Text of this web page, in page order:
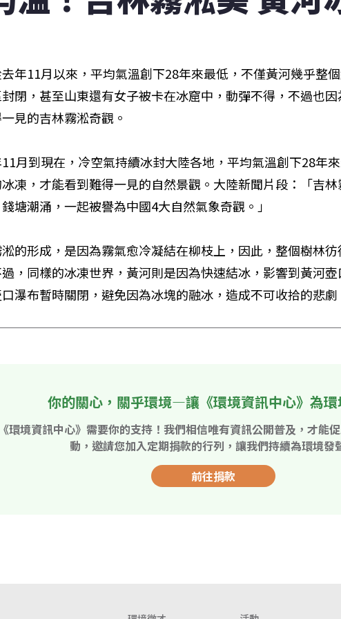
年11月以來，平均氣溫創下28年來最低，不僅黃河幾乎整
閉，甚至山東還有女子被卡在冰窟中，動彈不得，不過也
見的吉林霧淞奇觀。
月到現在，冷空氣持續冰封大陸各地，平均氣溫創下28年
凍，才能看到難得一見的自然景觀。大陸新聞片段：「吉
塘潮涌，一起被譽為中國4大自然氣象奇觀。」
的形成，是因為霧氣愈冷凝結在柳枝上，因此，整個樹林
，同樣的冰凍世界，黃河則是因為快速結冰，影響到黃河
瀑布暫時關閉，避免因為冰塊的融冰，造成不可收拾的悲劇
你的關心，關乎環境—讓《環境資訊中心》為環
《環境資訊中心》需要你的支持！我們相信唯有資訊公開普及，才能
動，邀請您加入定期捐款的行列，讓我們持續為環境發
前往捐款